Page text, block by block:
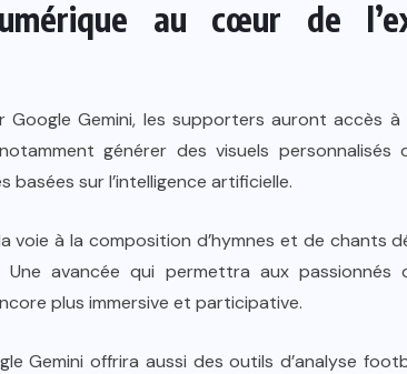
au cœur de
Gemini, les supporters auront accès à
générer des visuels personnalisés
basées sur l’intelligence artificielle.
voie à la composition d’hymnes et de chants
Une avancée qui permettra aux
plus immersive et participative.
Gemini offrira aussi des outils d’analyse